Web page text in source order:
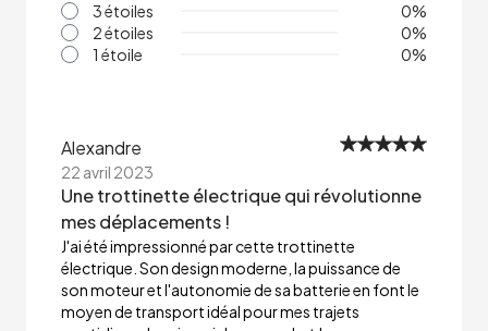
3 étoiles
0%
2 étoiles
0%
1 étoile
0%
Alexandre
22 avril 2023
Une trottinette électrique qui révolutionne
mes déplacements !
J'ai été impressionné par cette trottinette
électrique. Son design moderne, la puissance de
son moteur et l'autonomie de sa batterie en font le
moyen de transport idéal pour mes trajets